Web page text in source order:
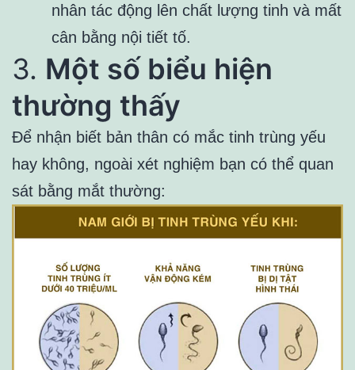
nhân tác động lên chất lượng tinh và mất
cân bằng nội tiết tố.
3. Một số biểu hiện
thường thấy
Để nhận biết bản thân có mắc tinh trùng yếu
hay không, ngoài xét nghiệm bạn có thể quan
sát bằng mắt thường: